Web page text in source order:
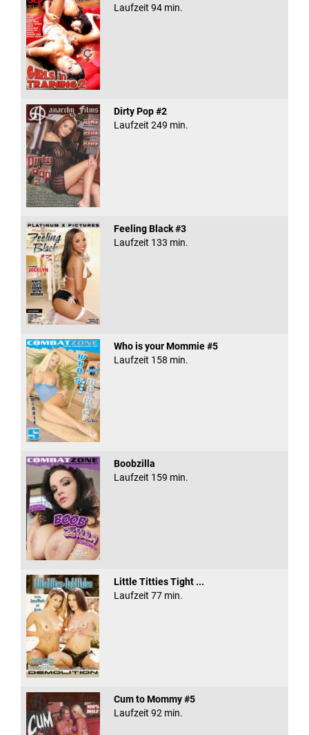
Laufzeit 94 min.
Dirty Pop #2
Laufzeit 249 min.
Feeling Black #3
Laufzeit 133 min.
Who is your Mommie #5
Laufzeit 158 min.
Boobzilla
Laufzeit 159 min.
Little Titties Tight ...
Laufzeit 77 min.
Cum to Mommy #5
Laufzeit 92 min.